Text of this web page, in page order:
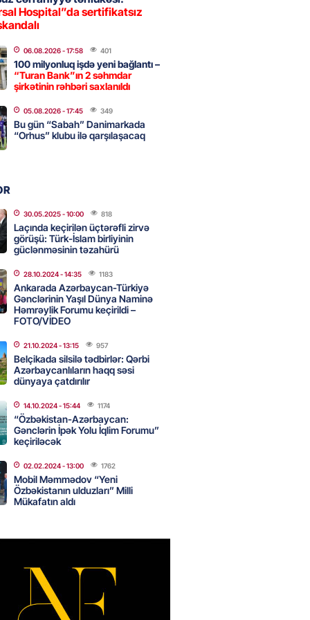
nə dəyişdi?
- 10:22
nişanında mediaya hücum
VİDEO
- 09:20
cərrahiyyə təhlükəsi:
Hospital”da sertifikatsız
- 18:31 448
nın tərəzi məntəqələrindən
ya yaşıl, vətəndaşa qırmızı
- 18:00
məhkəməsi BAŞLAYIR
- 17:45
şənliyində yaralanan rus
- 17:30
Hospital”da sertifikatsız
06.08.2026- 17:58 401
100 milyonluq işdə yeni bağlantı –
“Turan Bank”ın 2 səhmdar
şirkətinin rəhbəri saxlanıldı
05.08.2026- 17:45 349
Bu gün “Sabah” Danimarkada
“Orhus” klubu ilə qarşılaşacaq
30.05.2025- 10:00 818
Laçında keçirilən üçtərəfli zirvə
görüşü: Türk-İslam birliyinin
güclənməsinin təzahürü
28.10.2024- 14:35 1183
Ankarada Azərbaycan-Türkiyə
Gənclərinin Yaşıl Dünya Naminə
Həmrəylik Forumu keçirildi –
FOTO/VİDEO
21.10.2024- 13:15 957
Belçikada silsilə tədbirlər: Qərbi
Azərbaycanlıların haqq səsi
dünyaya çatdırılır
14.10.2024- 15:44 1174
“Özbəkistan-Azərbaycan:
Gənclərin İpək Yolu İqlim Forumu”
keçiriləcək
02.02.2024- 13:00 1762
Mobil Məmmədov “Yeni
Özbəkistanın ulduzları” Milli
Mükafatın aldı